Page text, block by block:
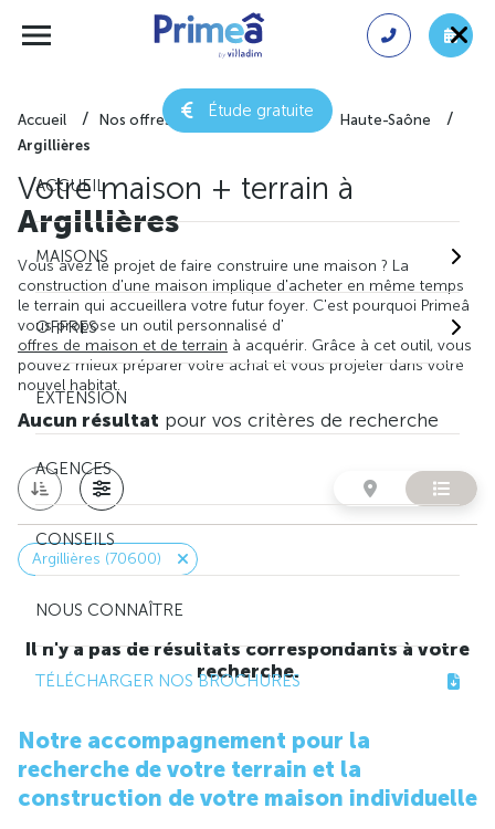
Étude gratuite
ACCUEIL
MAISONS
OFFRES
EXTENSION
AGENCES
CONSEILS
NOUS CONNAÎTRE
TÉLÉCHARGER NOS BROCHURES
Accueil Nos offres de maison + terrain
Haute-Saône
Argillières
Votre maison + terrain à
Argillières
Vous avez le projet de faire construire une maison ? La
construction d'une maison implique d'acheter en même temps
le terrain qui accueillera votre futur foyer. C'est pourquoi Primeâ
vous propose un outil personnalisé d'
offres de maison et de terrain à acquérir. Grâce à cet outil, vous
pouvez mieux préparer votre achat et vous projeter dans votre
nouvel habitat.
Aucun résultat pour vos critères de recherche
Argillières (70600)
Il n'y a pas de résultats correspondants à votre
recherche.
Notre accompagnement pour la
recherche de votre terrain et la
construction de votre maison individuelle